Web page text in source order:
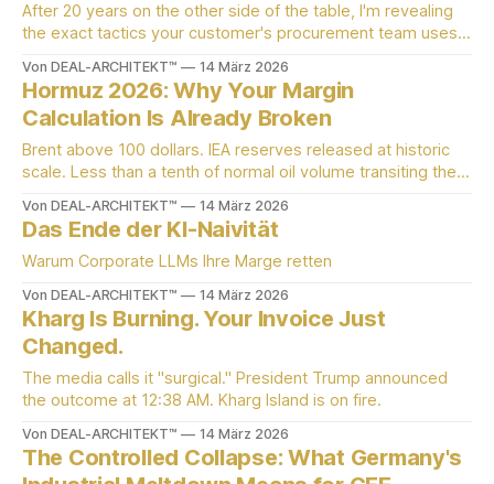
After 20 years on the other side of the table, I'm revealing
the exact tactics your customer's procurement team uses
Von DEAL-ARCHITEKT™ 14 März 2026
Hormuz 2026: Why Your Margin
Calculation Is Already Broken
Brent above 100 dollars. IEA reserves released at historic
scale. Less than a tenth of normal oil volume transiting the
production-based SMEs.
Von DEAL-ARCHITEKT™ 14 März 2026
Das Ende der KI-Naivität
Warum Corporate LLMs Ihre Marge retten
Von DEAL-ARCHITEKT™ 14 März 2026
Kharg Is Burning. Your Invoice Just
Changed.
The media calls it "surgical." President Trump announced
the outcome at 12:38 AM. Kharg Island is on fire.
Von DEAL-ARCHITEKT™ 14 März 2026
The Controlled Collapse: What Germany's